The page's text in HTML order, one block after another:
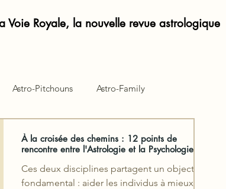
Voie Royale, la nouvelle revue astrologique
Astro-Pitchouns Astro-Family
À la croisée des chemins : 12 points de
rencontre entre l'Astrologie et la Psychologie
Ces deux disciplines partagent un objectif
fondamental : aider les individus à mieux se